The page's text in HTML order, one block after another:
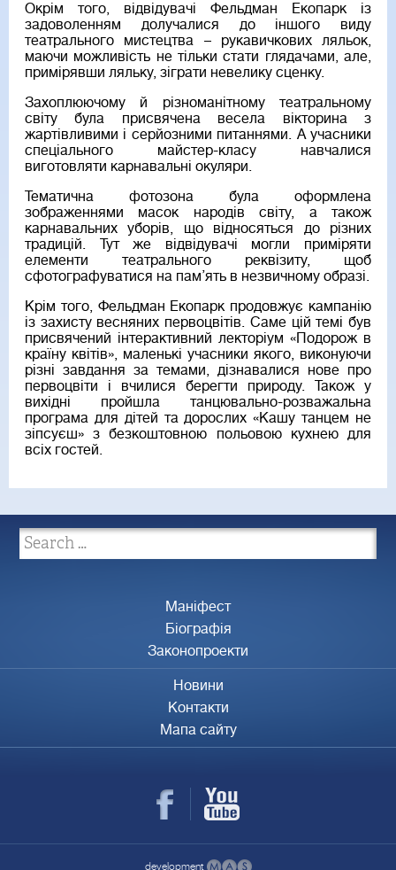
Окрім того, відвідувачі Фельдман Екопарк із
задоволенням долучалися до іншого виду
театрального мистецтва – рукавичкових ляльок,
маючи можливість не тільки стати глядачами, але,
примірявши ляльку, зіграти невелику сценку.
Захоплюючому й різноманітному театральному
світу була присвячена весела вікторина з
жартівливими і серйозними питаннями. А учасники
спеціального майстер-класу навчалися
виготовляти карнавальні окуляри.
Тематична фотозона була оформлена
зображеннями масок народів світу, а також
карнавальних уборів, що відносяться до різних
традицій. Тут же відвідувачі могли приміряти
елементи театрального реквізиту, щоб
сфотографуватися на пам’ять в незвичному образі.
Крім того, Фельдман Екопарк продовжує кампанію
із захисту весняних первоцвітів. Саме цій темі був
присвячений інтерактивний лекторіум «Подорож в
країну квітів», маленькі учасники якого, виконуючи
різні завдання за темами, дізнавалися нове про
первоцвіти і вчилися берегти природу. Також у
вихідні пройшла танцювально-розважальна
програма для дітей та дорослих «Кашу танцем не
зіпсуєш» з безкоштовною польовою кухнею для
всіх гостей.
Маніфест
Біографія
Законопроекти
Новини
Контакти
Мапа сайту
development